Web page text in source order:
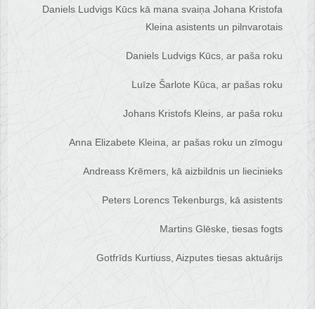
Daniels Ludvigs Kūcs kā mana svaiņa Johana Kristofa
Kleina asistents un pilnvarotais
Daniels Ludvigs Kūcs, ar paša roku
Luīze Šarlote Kūca, ar pašas roku
Johans Kristofs Kleins, ar paša roku
Anna Elizabete Kleina, ar pašas roku un zīmogu
Andreass Krēmers, kā aizbildnis un liecinieks
Peters Lorencs Tekenburgs, kā asistents
Martins Glēske, tiesas fogts
Gotfrīds Kurtiuss, Aizputes tiesas aktuārijs